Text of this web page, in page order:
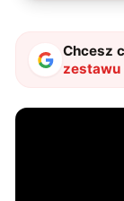
Chcesz
zestawu
Edition
każdego